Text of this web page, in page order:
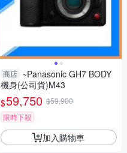
商店 ~Panasonic GH7 BODY
機身(公司貨)M43
$59,750 $59,900
限時下殺
加入購物車